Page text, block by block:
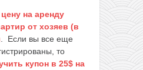
на аренду
от хозяев (в
. Если вы все еще
то
купон в 25$ на